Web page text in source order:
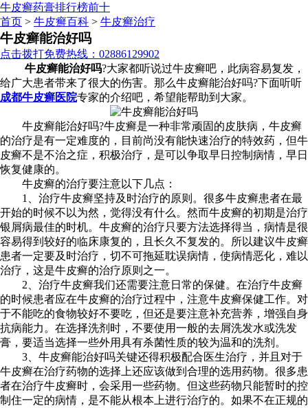
牛皮癣药膏排行榜前十
首页 > 牛皮癣百科 > 牛皮癣治疗
牛皮癣能治好吗
点击拨打免费热线：02886129902
牛皮癣能治好吗?大家都听说过牛皮癣吧，此病容易复发，
给广大患者带来了很大的伤害。那么牛皮癣能治好吗?下面听听
成都牛皮癣医院专家的介绍吧，希望能帮助到大家。
牛皮癣能治好吗?牛皮癣是一种非常顽固的皮肤病，牛皮癣
的治疗是有一定难度的，目前尚没有能快速治疗的特效药，但牛
皮癣不是不治之症，积极治疗，是可以争取早日控制病情，早日
恢复健康的。
牛皮癣的治疗要注意以下几点：
1、治疗牛皮癣坚持及时治疗的原则。很多牛皮癣患者在最
开始的时候不以为然，觉得没有什么。然而牛皮癣的初期是治疗
银屑病最佳的时机。牛皮癣的治疗只要方法选择得当，病情是很
容易得到较好的临床康复的，且长久不复发的。所以建议牛皮癣
患者一定要及时治疗，切不可拖延耽误病情，使病情恶化，难以
治疗，这是牛皮癣的治疗原则之一。
2、治疗牛皮癣我们还需要注意日常的保健。在治疗牛皮癣
的时候患者应在牛皮癣的治疗过程中，注意牛皮癣保健工作。对
于不能吃的食物较好不要吃，但还是要注意补充营养，增强自身
抗病能力。在选择洗剂时，不要使用一般的去屑洗发水或洗发
膏，要适当选择一些外用具有杀菌性质的较为温和的洗剂。
3、牛皮癣能治好吗关键还得积极配合医生治疗，并且对于
牛皮癣在治疗药物的选择上还应该做到合理的选用药物。很多患
者在治疗牛皮癣时，会采用一些药物。但这些药物只能暂时的控
制住一定的病情，是不能从根本上进行治疗的。如果不在正规的